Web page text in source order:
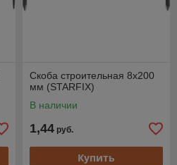
Скоба строительная 8х200
мм (STARFIX)
В наличии
1,44 руб.
Купить